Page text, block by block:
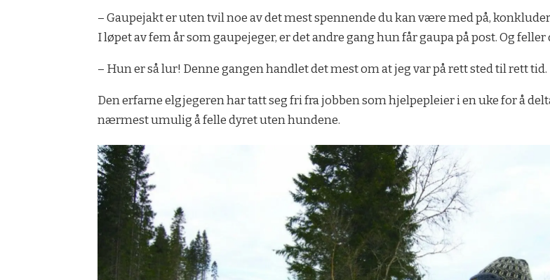
– Gaupejakt er uten tvil noe av det mest spennende du kan være med på,
I løpet av fem år som gaupejeger, er det andre gang hun får gaupa på post. Og feller
– Hun er så lur! Denne gangen handlet det mest om at jeg var på rett sted til rett tid.
Den erfarne elgjegeren har tatt seg fri fra jobben som hjelpepleier i en uke for å
nærmest umulig å felle dyret uten hundene.